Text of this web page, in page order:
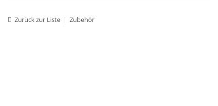
Zurück zur Liste Zubehör